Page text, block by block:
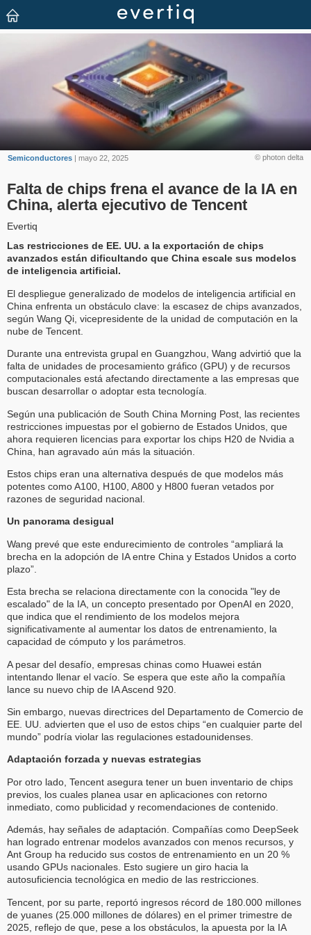
© photon delta
Semiconductores | mayo 22, 2025
Falta de chips frena el avance de la IA en
China, alerta ejecutivo de Tencent
Evertiq
Las restricciones de EE. UU. a la exportación de chips
avanzados están dificultando que China escale sus modelos
de inteligencia artificial.
El despliegue generalizado de modelos de inteligencia artificial en
China enfrenta un obstáculo clave: la escasez de chips avanzados,
según Wang Qi, vicepresidente de la unidad de computación en la
nube de Tencent.
Durante una entrevista grupal en Guangzhou, Wang advirtió que la
falta de unidades de procesamiento gráfico (GPU) y de recursos
computacionales está afectando directamente a las empresas que
buscan desarrollar o adoptar esta tecnología.
Según una publicación de South China Morning Post, las recientes
restricciones impuestas por el gobierno de Estados Unidos, que
ahora requieren licencias para exportar los chips H20 de Nvidia a
China, han agravado aún más la situación.
Estos chips eran una alternativa después de que modelos más
potentes como A100, H100, A800 y H800 fueran vetados por
razones de seguridad nacional.
Un panorama desigual
Wang prevé que este endurecimiento de controles “ampliará la
brecha en la adopción de IA entre China y Estados Unidos a corto
plazo”.
Esta brecha se relaciona directamente con la conocida "ley de
escalado" de la IA, un concepto presentado por OpenAI en 2020,
que indica que el rendimiento de los modelos mejora
significativamente al aumentar los datos de entrenamiento, la
capacidad de cómputo y los parámetros.
A pesar del desafío, empresas chinas como Huawei están
intentando llenar el vacío. Se espera que este año la compañía
lance su nuevo chip de IA Ascend 920.
Sin embargo, nuevas directrices del Departamento de Comercio de
EE. UU. advierten que el uso de estos chips “en cualquier parte del
mundo” podría violar las regulaciones estadounidenses.
Adaptación forzada y nuevas estrategias
Por otro lado, Tencent asegura tener un buen inventario de chips
previos, los cuales planea usar en aplicaciones con retorno
inmediato, como publicidad y recomendaciones de contenido.
Además, hay señales de adaptación. Compañías como DeepSeek
han logrado entrenar modelos avanzados con menos recursos, y
Ant Group ha reducido sus costos de entrenamiento en un 20 %
usando GPUs nacionales. Esto sugiere un giro hacia la
autosuficiencia tecnológica en medio de las restricciones.
Tencent, por su parte, reportó ingresos récord de 180.000 millones
de yuanes (25.000 millones de dólares) en el primer trimestre de
2025, reflejo de que, pese a los obstáculos, la apuesta por la IA